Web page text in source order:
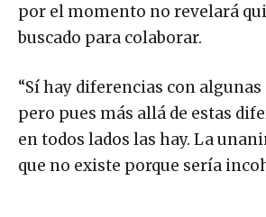
por el momento no revelará
buscado para colaborar.
“Sí hay diferencias con algunas
pero pues más allá de estas
en todos lados las hay. La
que no existe porque sería